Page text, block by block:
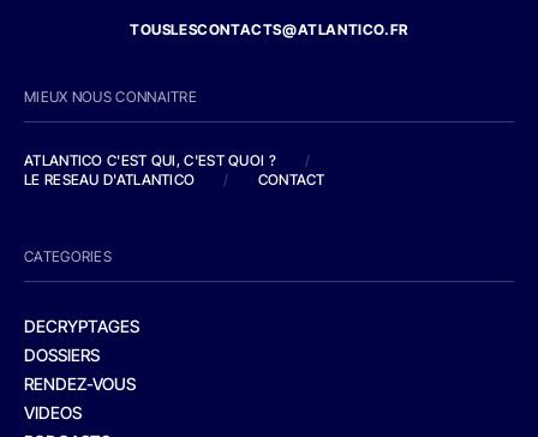
TOUSLESCONTACTS@ATLANTICO.FR
MIEUX NOUS CONNAITRE
ATLANTICO C'EST QUI, C'EST QUOI ?
/
LE RESEAU D'ATLANTICO
/ CONTACT
CATEGORIES
DECRYPTAGES
DOSSIERS
RENDEZ-VOUS
VIDEOS